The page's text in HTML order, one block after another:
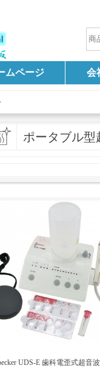
ムページ 会
ポータブル型
UDS-E 歯科電歪式超音